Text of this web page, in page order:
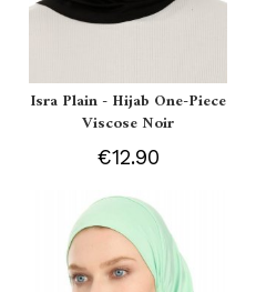
Isra Plain - Hijab One-Piece
Viscose Noir
€12.90